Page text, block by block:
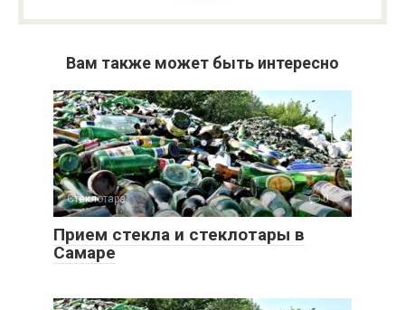
Вам также может быть интересно
Стеклотара 0
Прием стекла и стеклотары в
Самаре